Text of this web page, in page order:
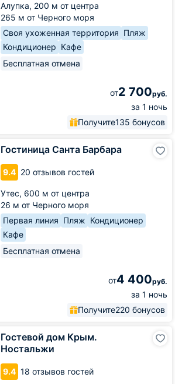
Алупка, 200 м от центра
265 м от Черного моря
Своя ухоженная территория Пляж
Кондиционер Кафе
Бесплатная отмена
от2 700руб.
за 1 ночь
Получите135 бонусов
Гостиница Санта Барбара
9.4 20 отзывов гостей
Утес, 600 м от центра
26 м от Черного моря
Первая линия Пляж Кондиционер
Кафе
Бесплатная отмена
от4 400руб.
за 1 ночь
Получите220 бонусов
Гостевой дом Крым.
Ностальжи
9.4 18 отзывов гостей